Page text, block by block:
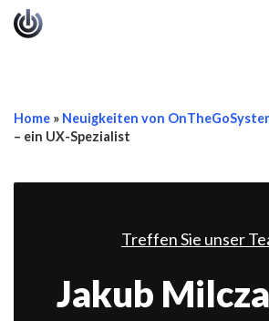
Home » Neuigkeiten von
– ein UX-Spezialist
Treffen Sie unser
Jakub